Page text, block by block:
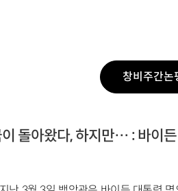
창비주간논
돌아왔다, 하지만… : 바이